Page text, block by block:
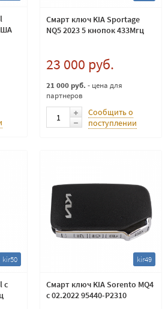
Смарт ключ KIA Sportage
NQ5 2023 5 кнопок 433Мгц
23 000 руб.
21 000 руб. - цена для
партнеров
Сообщить о
поступлении
kir50
с
kir49
Смарт ключ KIA Sorento MQ4
с 02.2022 95440-P2310